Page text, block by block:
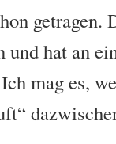
hat an
mag es,